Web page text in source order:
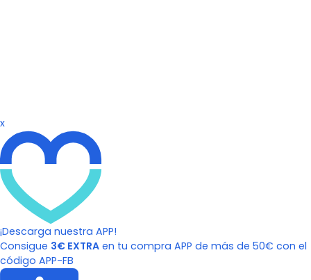
x
¡Descarga nuestra APP!
Consigue 3€ EXTRA en tu compra APP de más de 50€ con el
código APP-FB